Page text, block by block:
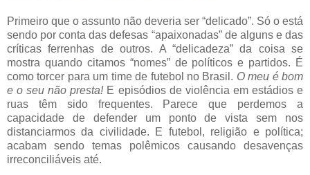
Primeiro que o assunto não deveria ser “delicado”. Só o está
sendo por conta das defesas “apaixonadas” de alguns e das
críticas ferrenhas de outros. A “delicadeza” da coisa se
mostra quando citamos “nomes” de políticos e partidos. É
como torcer para um time de futebol no Brasil. O meu é bom
e o seu não presta! E episódios de violência em estádios e
ruas têm sido frequentes. Parece que perdemos a
capacidade de defender um ponto de vista sem nos
distanciarmos da civilidade. E futebol, religião e política;
acabam sendo temas polêmicos causando desavenças
irreconciliáveis até.